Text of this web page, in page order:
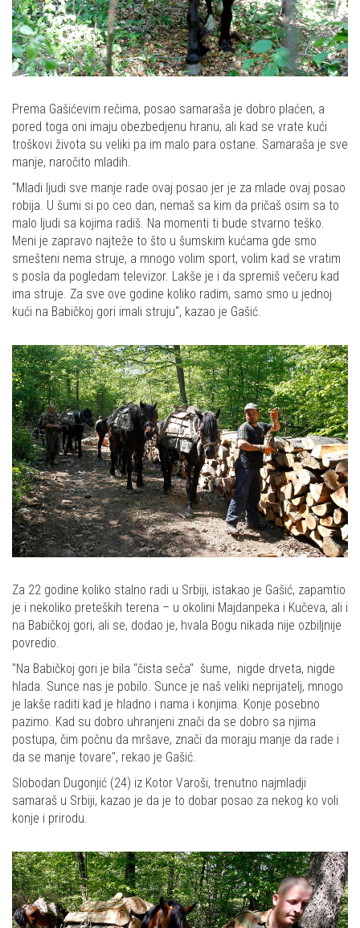
Prema Gašićevim rečima, posao samaraša je dobro plaćen, a
pored toga oni imaju obezbedjenu hranu, ali kad se vrate kući
troškovi života su veliki pa im malo para ostane. Samaraša je sve
manje, naročito mladih.
"Mladi ljudi sve manje rade ovaj posao jer je za mlade ovaj posao
robija. U šumi si po ceo dan, nemaš sa kim da pričaš osim sa to
malo ljudi sa kojima radiš. Na momenti ti bude stvarno teško.
Meni je zapravo najteže to što u šumskim kućama gde smo
smešteni nema struje, a mnogo volim sport, volim kad se vratim
s posla da pogledam televizor. Lakše je i da spremiš večeru kad
ima struje. Za sve ove godine koliko radim, samo smo u jednoj
kući na Babičkoj gori imali struju“, kazao je Gašić.
Za 22 godine koliko stalno radi u Srbiji, istakao je Gašić, zapamtio
je i nekoliko preteških terena – u okolini Majdanpeka i Kučeva, ali i
na Babičkoj gori, ali se, dodao je, hvala Bogu nikada nije ozbiljnije
povredio.
"Na Babičkoj gori je bila "čista seča" šume, nigde drveta, nigde
hlada. Sunce nas je pobilo. Sunce je naš veliki neprijatelj, mnogo
je lakše raditi kad je hladno i nama i konjima. Konje posebno
pazimo. Kad su dobro uhranjeni znači da se dobro sa njima
postupa, čim počnu da mršave, znači da moraju manje da rade i
da se manje tovare", rekao je Gašić.
Slobodan Dugonjić (24) iz Kotor Varoši, trenutno najmladji
samaraš u Srbiji, kazao je da je to dobar posao za nekog ko voli
konje i prirodu.